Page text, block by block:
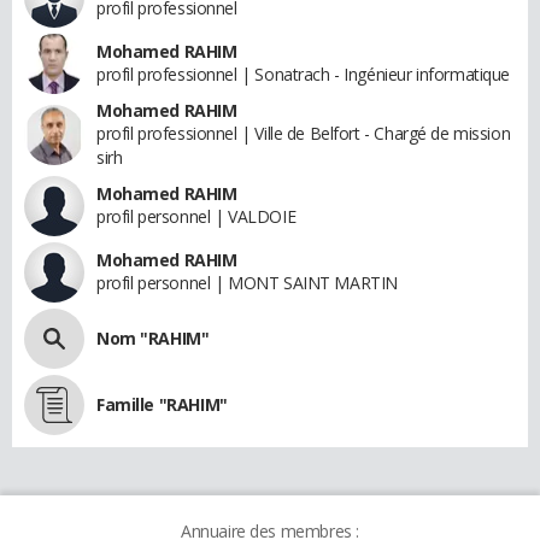
profil professionnel
Mohamed RAHIM
profil professionnel | Sonatrach - Ingénieur informatique
Mohamed RAHIM
profil professionnel | Ville de Belfort - Chargé de mission
sirh
Mohamed RAHIM
profil personnel | VALDOIE
Mohamed RAHIM
profil personnel | MONT SAINT MARTIN
Nom "RAHIM"
Famille "RAHIM"
Annuaire des membres :